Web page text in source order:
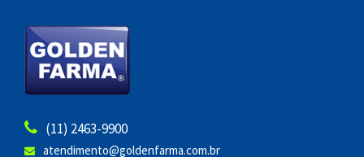
(11) 2463-9900
atendimento@goldenfarma.com.br